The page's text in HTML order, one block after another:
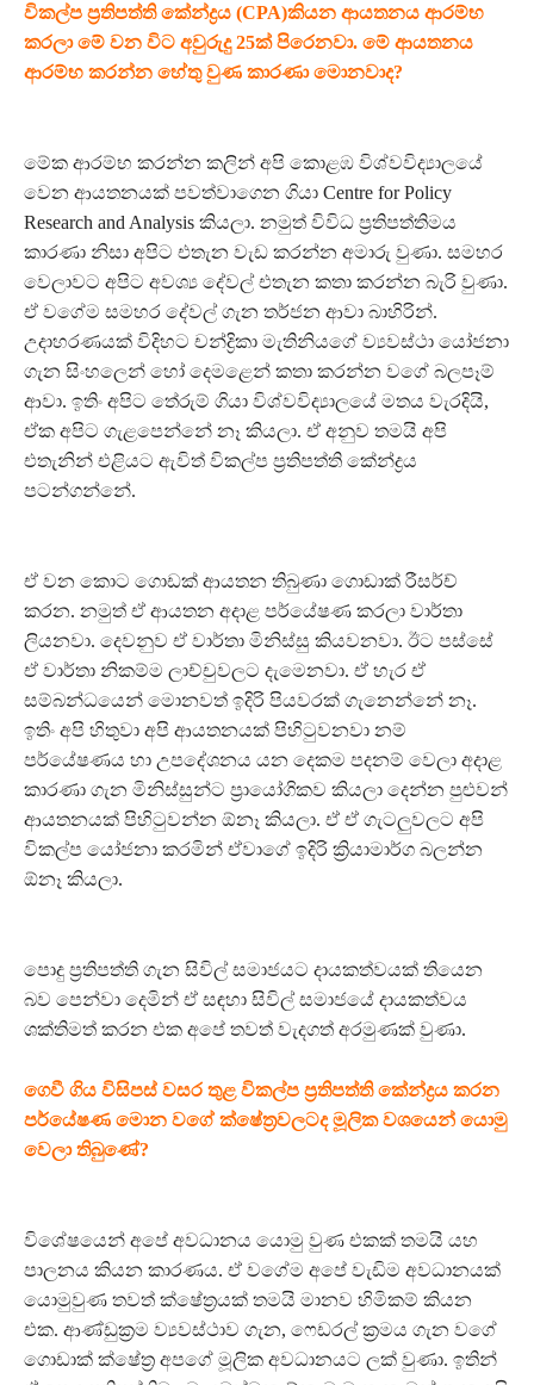
විකල්ප ප්‍රතිපත්ති කේන්ද්‍රය (CPA)කියන ආයතනය ආරම්භ
කරලා මේ වන විට අවුරුදු 25ක් පිරෙනවා. මේ ආයතනය
ආරම්භ කරන්න හේතු වුණ කාරණා මොනවාද?
මේක ආරම්භ කරන්න කලින් අපි කොළඹ විශ්වවිද්‍යාලයේ
වෙන ආයතනයක් පවත්වාගෙන ගියා Centre for Policy
Research and Analysis කියලා. නමුත් විවිධ ප්‍රතිපත්තිමය
කාරණා නිසා අපිට එතැන වැඩ කරන්න අමාරු වුණා. සමහර
වෙලාවට අපිට අවශ්‍ය දේවල් එතැන කතා කරන්න බැරි වුණා.
ඒ වගේම සමහර දේවල් ගැන තර්ජන ආවා බාහිරින්.
උදාහරණයක් විදිහට චන්ද්‍රිකා මැතිනියගේ ව්‍යවස්ථා යෝජනා
ගැන සිංහලෙන් හෝ දෙමළෙන් කතා කරන්න වගේ බලපෑම්
ආවා. ඉතිං අපිට තේරුම් ගියා විශ්වවිද්‍යාලයේ මතය වැරදියි,
ඒක අපිට ගැළපෙන්නේ නෑ කියලා. ඒ අනුව තමයි අපි
එතැනින් එළියට ඇවිත් විකල්ප ප්‍රතිපත්ති කේන්ද්‍රය
පටන්ගන්නේ.
ඒ වන කොට ගොඩක් ආයතන තිබුණා ගොඩාක් රීසර්ච්
කරන. නමුත් ඒ ආයතන අදාළ පර්යේෂණ කරලා වාර්තා
ලියනවා. දෙවනුව ඒ වාර්තා මිනිස්සු කියවනවා. ඊට පස්සේ
ඒ වාර්තා නිකම්ම ලාච්චුවලට දැමෙනවා. ඒ හැර ඒ
සම්බන්ධයෙන් මොනවත් ඉදිරි පියවරක් ගැනෙන්නේ නෑ.
ඉතිං අපි හිතුවා අපි ආයතනයක් පිහිටුවනවා නම්
පර්යේෂණය හා උපදේශනය යන දෙකම පදනම් වෙලා අදාළ
කාරණා ගැන මිනිස්සුන්ට ප්‍රායෝගිකව කියලා දෙන්න පුළුවන්
ආයතනයක් පිහිටුවන්න ඕනෑ කියලා. ඒ ඒ ගැටලුවලට අපි
විකල්ප යෝජනා කරමින් ඒවාගේ ඉදිරි ක්‍රියාමාර්ග බලන්න
ඕනෑ කියලා.
පොදු ප්‍රතිපත්ති ගැන සිවිල් සමාජයට දායකත්වයක් තියෙන
බව පෙන්වා දෙමින් ඒ සඳහා සිවිල් සමාජයේ දායකත්වය
ශක්තිමත් කරන එක අපේ තවත් වැදගත් අරමුණක් වුණා.
ගෙවී ගිය විසිපස් වසර තුළ විකල්ප ප්‍රතිපත්ති කේන්ද්‍රය කරන
පර්යේෂණ මොන වගේ ක්ෂේත්‍රවලටද මූලික වශයෙන් යොමු
වෙලා තිබුණේ?
විශේෂයෙන් අපේ අවධානය යොමු වුණ එකක් තමයි යහ
පාලනය කියන කාරණය. ඒ වගේම අපේ වැඩිම අවධානයක්
යොමුවුණ තවත් ක්ෂේත්‍රයක් තමයි මානව හිමිකම් කියන
එක. ආණ්ඩුක්‍රම ව්‍යවස්ථාව ගැන, ෆෙඩරල් ක්‍රමය ගැන වගේ
ගොඩාක් ක්ෂේත්‍ර අපගේ මූලික අවධානයට ලක් වුණා. ඉතින්